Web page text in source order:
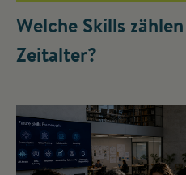
Welche Skills
Zeitalter?